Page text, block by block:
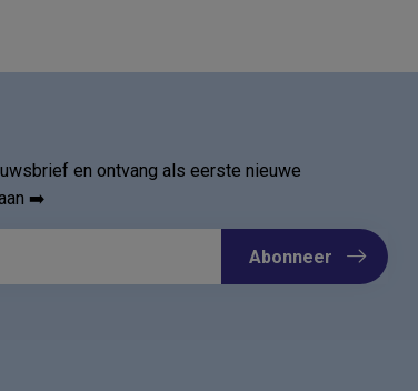
en ontvang als eerste nieuwe
➡️
Abonneer